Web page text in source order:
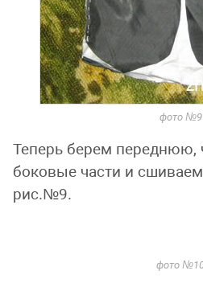
фото №9
Теперь берем переднюю,
боковые части и
рис.№9.
фото